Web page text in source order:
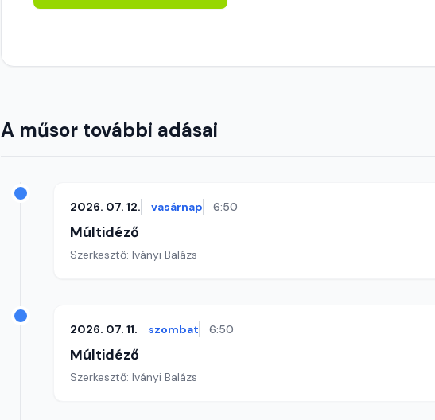
A műsor további adásai
2026. 07. 12. vasárnap 6:50
Múltidéző
Szerkesztő: Iványi Balázs
2026. 07. 11. szombat 6:50
Múltidéző
Szerkesztő: Iványi Balázs